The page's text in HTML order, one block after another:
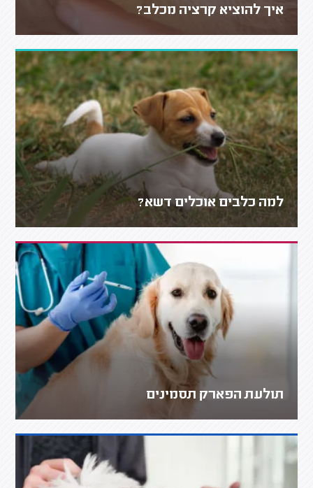
איך להוציא קרציה מכלב?
למה כלבים אוכלים דשא?
תולעת הפארק תסמינים